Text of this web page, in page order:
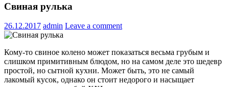
Свиная рулька
26.12.2017 admin Leave a comment
Кому-то свиное колено может показаться весьма грубым и
слишком примитивным блюдом, но на самом деле это шедевр
простой, но сытной кухни. Может быть, это не самый
лакомый кусок, однако он стоит недорого и насыщает